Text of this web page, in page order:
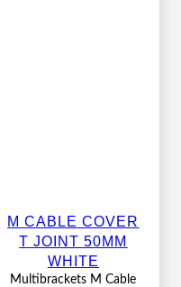
M CABLE COVER
T JOINT 50MM
WHITE
Multibrackets M Cable